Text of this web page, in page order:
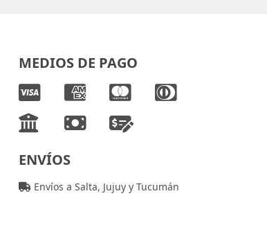
MEDIOS DE PAGO
ENVÍOS
Envíos a Salta, Jujuy y Tucumán